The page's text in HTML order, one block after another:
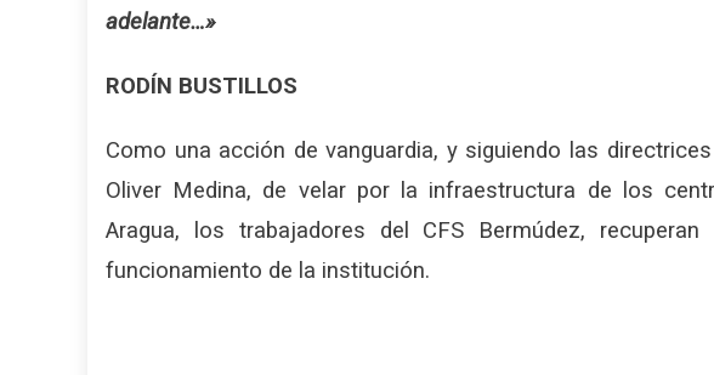
adelante…»
RODÍN BUSTILLOS
Como una acción de vanguardia, y siguiendo las
Oliver Medina, de velar por la infraestructura de los
Aragua, los trabajadores del CFS Bermúdez,
funcionamiento de la institución.